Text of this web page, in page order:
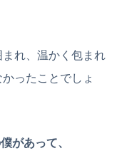
れ、温かく包まれ
ったことでしょ
があって、